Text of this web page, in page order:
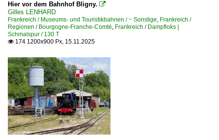
NPZ-Wagen 'Typ SBB' Steuerwagen
UIC X- und Z2-Wagen *m nicht klimatisiert
221 Neuchâtel – Travers – Les-Verrières (– Pontarlier)
TGV
Est (Lyria)
Triebzüge
Hier vor dem Bahnhof Bligny. 
Gilles LENHARD
Frankreich / Museums- und Touristikbahnen / ~ Sonstige, Frankreich /
Regionen / Bourgogne-Franche-Comté, Frankreich / Dampfloks |
Schmalspur / 130 T
 174 1200x900 Px, 15.11.2025